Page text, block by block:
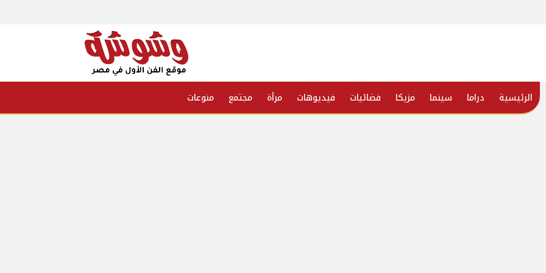
الرئيسية دراما سينما مزيكا فضائيات فيديوهات مرأة مجتمع منوعات